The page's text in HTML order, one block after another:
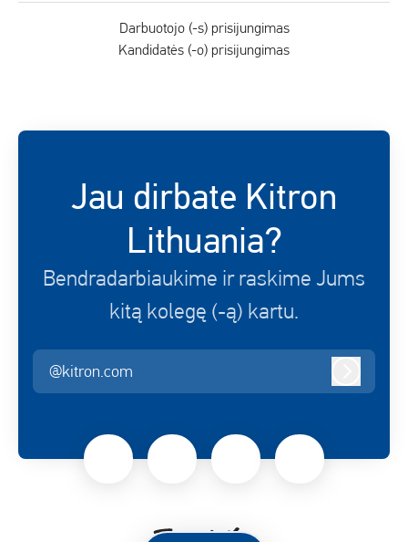
Darbuotojo (-s) prisijungimas
Kandidatės (-o) prisijungimas
Jau dirbate Kitron
Lithuania?
Bendradarbiaukime ir raskime Jums
kitą kolegę (-ą) kartu.
@kitron.com